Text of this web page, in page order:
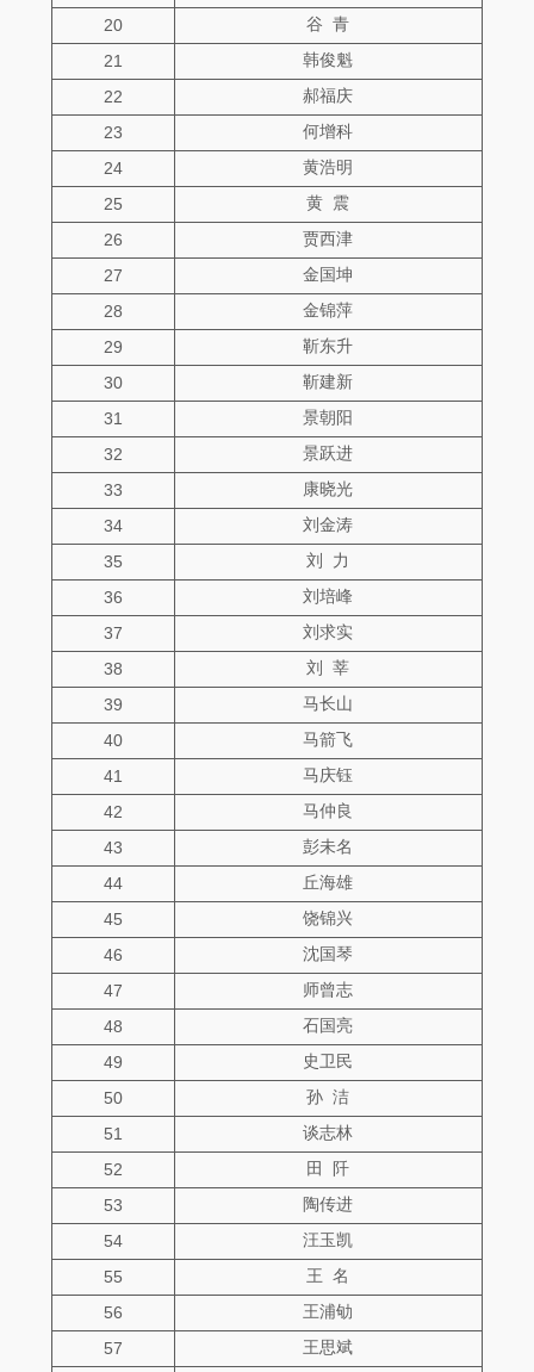
20
谷 青
21
韩俊魁
22
郝福庆
23
何增科
24
黄浩明
25
黄 震
26
贾西津
27
金国坤
28
金锦萍
29
靳东升
30
靳建新
31
景朝阳
32
景跃进
33
康晓光
34
刘金涛
35
刘 力
36
刘培峰
37
刘求实
38
刘 莘
39
马长山
40
马箭飞
41
马庆钰
42
马仲良
43
彭未名
44
丘海雄
45
饶锦兴
46
沈国琴
47
师曾志
48
石国亮
49
史卫民
50
孙 洁
51
谈志林
52
田 阡
53
陶传进
54
汪玉凯
55
王 名
56
王浦劬
57
王思斌